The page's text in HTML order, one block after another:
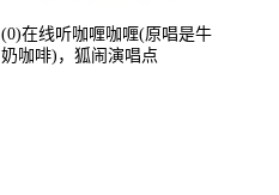
(0)在线听咖喱咖喱(原唱是牛
奶咖啡)，狐闹演唱点